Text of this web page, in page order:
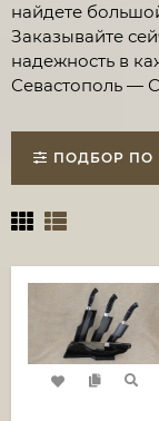
найдете
Заказывайте
надежность в
Севастополь —
ПОДБОР ПО